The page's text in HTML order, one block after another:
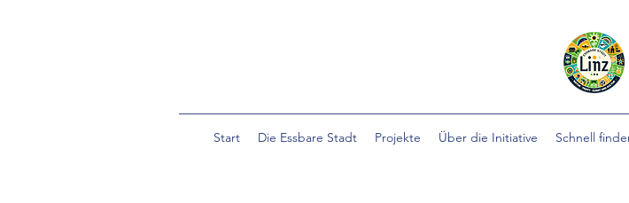
Start Die Essbare Stadt Projekte Über die Initiative Schnell